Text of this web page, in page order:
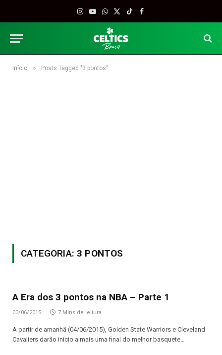
Instagram
YouTube
WhatsApp
X
TikTokFacebook
Início » Posts Tagged "3 pontos"
CATEGORIA:3 PONTOS
A Era dos 3 pontos na NBA – Parte 1
03/06/2015 7 Mins de leitura
A partir de amanhã (04/06/2015), Golden State Warriors e Cleveland
Cavaliers darão início a mais uma final do melhor basquete…